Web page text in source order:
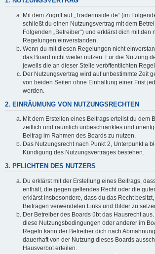
Mit dem Zugriff auf „Traderinside.de“ (im
schließt du einen Nutzungsvertrag mit dem
Folgenden „Betreiber“) und erklärst dich mit den
Regelungen einverstanden.
Wenn du mit diesen Regelungen nicht
das Board nicht weiter nutzen. Für die Nutzung
jeweils die an dieser Stelle veröffentlichten
Der Nutzungsvertrag wird auf unbestimmte Zeit
von beiden Seiten ohne Einhaltung einer Frist
werden.
2. EINRÄUMUNG VON NUTZUNGSRECHTEN
Mit dem Erstellen eines Beitrags erteilst du dem
zeitlich und räumlich unbeschränktes und
Beitrag im Rahmen des Boards zu nutzen.
Das Nutzungsrecht nach Punkt 2, Unterpunkt a
Kündigung des Nutzungsvertrages bestehen.
3. PFLICHTEN DES NUTZERS
Du erklärst mit der Erstellung eines Beitrags,
enthält, die gegen geltendes Recht oder die
erklärst insbesondere, dass du das Recht
Beiträgen verwendeten Links und Bilder zu
Der Betreiber des Boards übt das Hausrecht
diese Nutzungsbedingungen oder anderer im
Regeln kann der Betreiber dich nach
dauerhaft von der Nutzung dieses Boards
Hausverbot erteilen.